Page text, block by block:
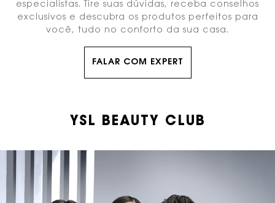
especialistas. Tire suas dúvidas, receba conselhos
exclusivos e descubra os produtos perfeitos para
você, tudo no conforto da sua casa.
FALAR COM EXPERT
YSL BEAUTY CLUB